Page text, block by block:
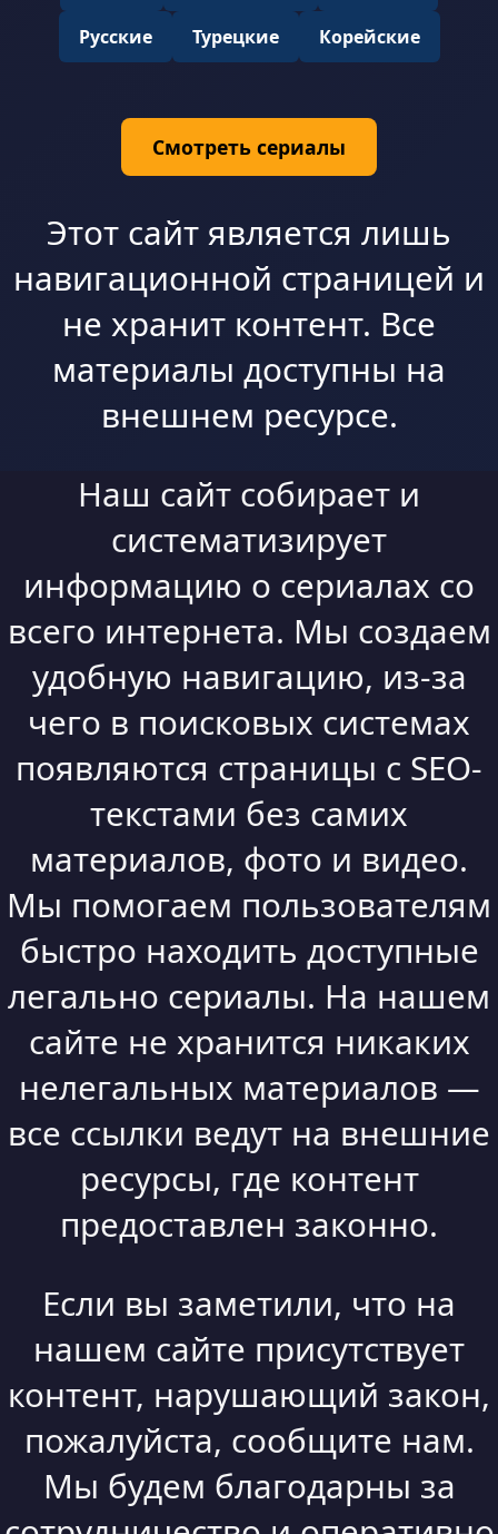
Русские Турецкие Корейские
Смотреть сериалы
Этот сайт является лишь
навигационной страницей и
не хранит контент. Все
материалы доступны на
внешнем ресурсе.
Наш сайт собирает и
систематизирует
информацию о сериалах со
всего интернета. Мы создаем
удобную навигацию, из-за
чего в поисковых системах
появляются страницы с SEO-
текстами без самих
материалов, фото и видео.
Мы помогаем пользователям
быстро находить доступные
легально сериалы. На нашем
сайте не хранится никаких
нелегальных материалов —
все ссылки ведут на внешние
ресурсы, где контент
предоставлен законно.
Если вы заметили, что на
нашем сайте присутствует
контент, нарушающий закон,
пожалуйста, сообщите нам.
Мы будем благодарны за